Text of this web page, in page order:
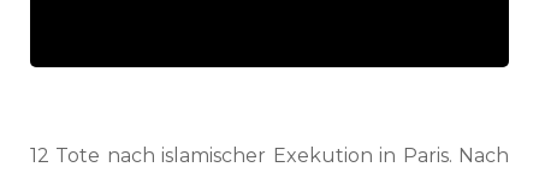
12 Tote nach islamischer Exekution in Paris. Nach